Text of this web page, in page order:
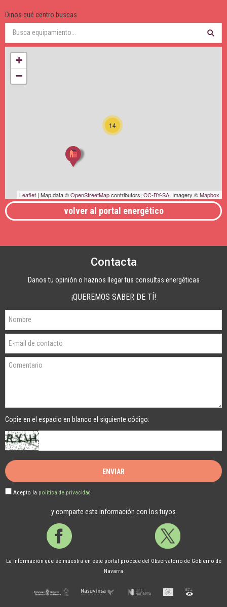
Dinos qué centro buscas
14
+
−
Leaflet | Map data ©OpenStreetMapcontributors, CC-BY-SA, Imagery ©Mapbox
volver al portal energético
Contacta
Danos tu opinión o haznos llegar tus consultas energéticas
¡QUEREMOS SABER DE TÍ!
Copie en el espacio en blanco el siguiente código:
Acepto la política de privacidad
y comparte esta información con los tuyos
La información que se muestra en este portal procede del Observatorio de Gobierno de
Navarra